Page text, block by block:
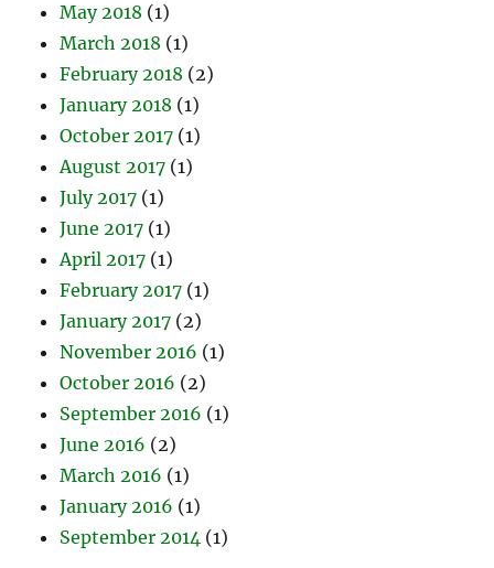
May 2018 (1)
March 2018 (1)
February 2018 (2)
January 2018 (1)
October 2017 (1)
August 2017 (1)
July 2017 (1)
June 2017 (1)
April 2017 (1)
February 2017 (1)
January 2017 (2)
November 2016 (1)
October 2016 (2)
September 2016 (1)
June 2016 (2)
March 2016 (1)
January 2016 (1)
September 2014 (1)